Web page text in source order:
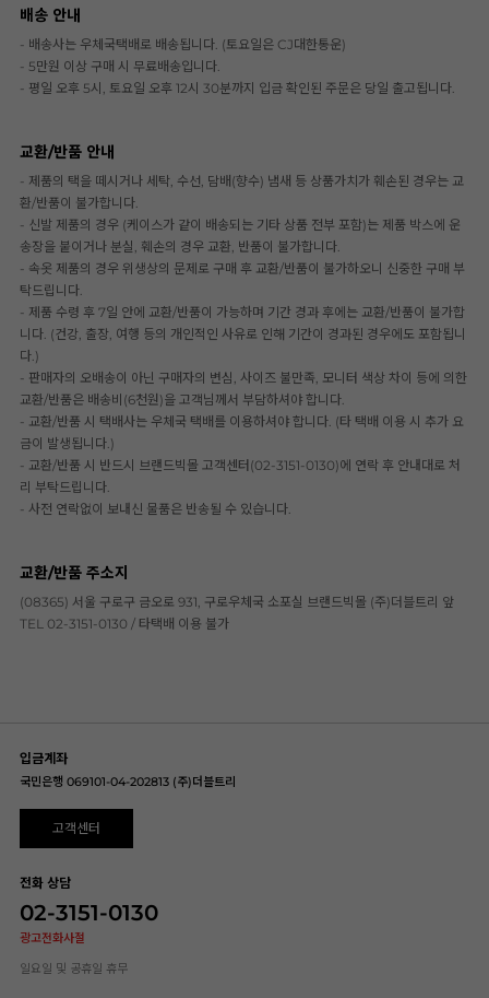
배송 안내
- 배송사는 우체국택배로 배송됩니다. (토요일은 CJ대한통운)
- 5만원 이상 구매 시 무료배송입니다.
- 평일 오후 5시, 토요일 오후 12시 30분까지 입금 확인된 주문은 당일 출고됩니다.
교환/반품 안내
- 제품의 택을 떼시거나 세탁, 수선, 담배(향수) 냄새 등 상품가치가 훼손된 경우는 교
환/반품이 불가합니다.
- 신발 제품의 경우 (케이스가 같이 배송되는 기타 상품 전부 포함)는 제품 박스에 운
송장을 붙이거나 분실, 훼손의 경우 교환, 반품이 불가합니다.
- 속옷 제품의 경우 위생상의 문제로 구매 후 교환/반품이 불가하오니 신중한 구매 부
탁드립니다.
- 제품 수령 후 7일 안에 교환/반품이 가능하며 기간 경과 후에는 교환/반품이 불가합
니다. (건강, 출장, 여행 등의 개인적인 사유로 인해 기간이 경과된 경우에도 포함됩니
다.)
- 판매자의 오배송이 아닌 구매자의 변심, 사이즈 불만족, 모니터 색상 차이 등에 의한
교환/반품은 배송비(6천원)을 고객님께서 부담하셔야 합니다.
- 교환/반품 시 택배사는 우체국 택배를 이용하셔야 합니다. (타 택배 이용 시 추가 요
금이 발생됩니다.)
- 교환/반품 시 반드시 브랜드빅몰 고객센터(02-3151-0130)에 연락 후 안내대로 처
리 부탁드립니다.
- 사전 연락없이 보내신 물품은 반송될 수 있습니다.
교환/반품 주소지
(08365) 서울 구로구 금오로 931, 구로우체국 소포실 브랜드빅몰 (주)더블트리 앞
TEL 02-3151-0130 / 타택배 이용 불가
입금계좌
국민은행 069101-04-202813 (주)더블트리
고객센터
전화 상담
02-3151-0130
광고전화사절
일요일 및 공휴일 휴무